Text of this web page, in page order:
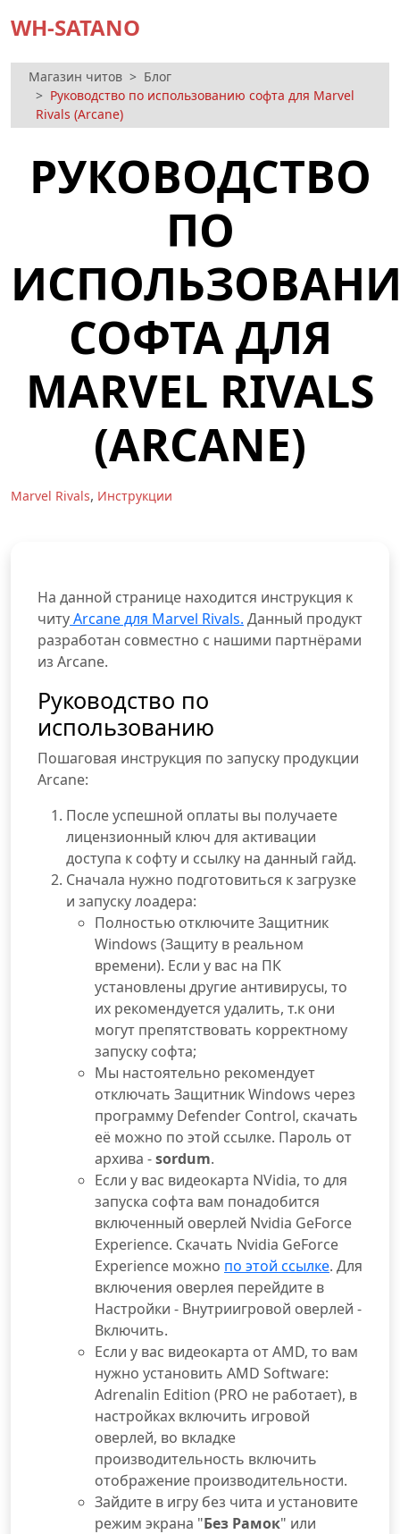
WH-SATANO
Магазин читов
Блог
Руководство по использованию софта для Marvel
Rivals (Arcane)
РУКОВОДСТВО
ПО
СОФТА ДЛЯ
MARVEL RIVALS
(ARCANE)
Marvel Rivals, Инструкции
На данной странице находится инструкция к
читуArcane для Marvel Rivals. Данный продукт
разработан совместно с нашими партнёрами
из Arcane.
Руководство по
использованию
Пошаговая инструкция по запуску продукции
Arcane:
После успешной оплаты вы получаете
лицензионный ключ для активации
доступа к софту и ссылку на данный гайд.
Сначала нужно подготовиться к загрузке
и запуску лоадера:
Полностью отключите Защитник
Windows (Защиту в реальном
времени). Если у вас на ПК
установлены другие антивирусы, то
их рекомендуется удалить, т.к они
могут препятствовать корректному
запуску софта;
Мы настоятельно рекомендует
отключать Защитник Windows через
программу Defender Control, скачать
её можно по этой ссылке. Пароль от
архива -sordum.
Если у вас видеокарта NVidia, то для
запуска софта вам понадобится
включенный оверлей Nvidia GeForce
Experience. Скачать Nvidia GeForce
Experience можно по этой ссылке. Для
включения оверлея перейдите в
Настройки - Внутриигровой оверлей -
Включить.
Если у вас видеокарта от AMD, то вам
нужно установить AMD Software:
Adrenalin Edition (PRO не работает), в
настройках включить игровой
оверлей, во вкладке
производительность включить
отображение производительности.
Зайдите в игру без чита и установите
режим экрана "Без Рамок" или